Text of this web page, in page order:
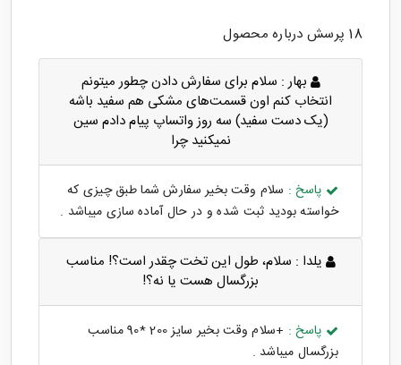
18 پرسش درباره محصول
بهار : سلام برای سفارش دادن چطور میتونم
انتخاب کنم اون قسمت‌های مشکی هم سفید باشه
(یک دست سفید) سه روز واتساپ پیام دادم سین
نمیکنید چرا
پاسخ : سلام وقت بخیر سفارش شما طبق چیزی که
خواسته بودید ثبت شده و در حال آماده سازی میباشد .
یلدا : سلام، طول این تخت چقدر است؟! مناسب
بزرگسال هست یا نه؟!
پاسخ :
+سلام وقت بخیر سایز 200 *90 مناسب
بزرگسال میباشد .